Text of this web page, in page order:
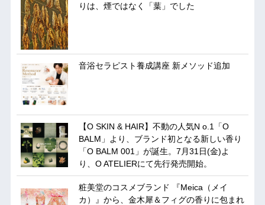
りは、煙ではなく「葉」でした
音浴セラピスト養成講座 新メソッド追加
【O SKIN & HAIR】不動の人気N o.1「O
BALM」より、ブランド初となる新しい香り
「O BALM 001」が誕生。7月31日(金)よ
り、O ATELIERにて先行発売開始。
粧美堂のコスメブランド 『Meica（メイ
カ）』から、金木犀＆フィグの香りに包まれ